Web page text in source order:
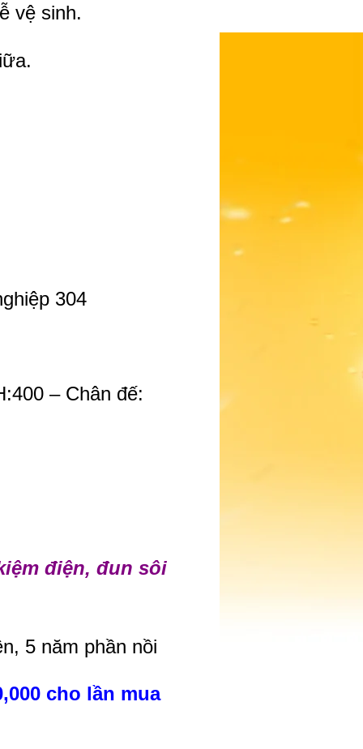
vệ sinh.
304
– Chân đế:
điện, đun sôi
5 năm phần nồi
cho lần mua